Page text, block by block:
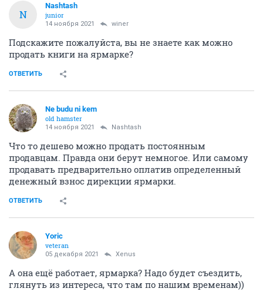
N
Nashtash
junior
14 ноября 2021 winer
Подскажите пожалуйста, вы не знаете как можно
продать книги на ярмарке?
ОТВЕТИТЬ
Ne budu ni kem
old hamster
14 ноября 2021 Nashtash
Что то дешево можно продать постоянным
продавцам. Правда они берут немногое. Или самому
продавать предварительно оплатив определенный
денежный взнос дирекции ярмарки.
ОТВЕТИТЬ
Yoric
veteran
05 декабря 2021 Xenus
А она ещё работает, ярмарка? Надо будет съездить,
глянуть из интереса, что там по нашим временам))